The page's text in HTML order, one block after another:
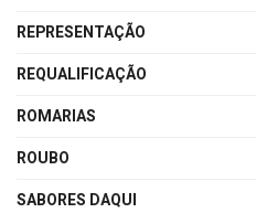
REPRESENTAÇÃO
REQUALIFICAÇÃO
ROMARIAS
ROUBO
SABORES DAQUI